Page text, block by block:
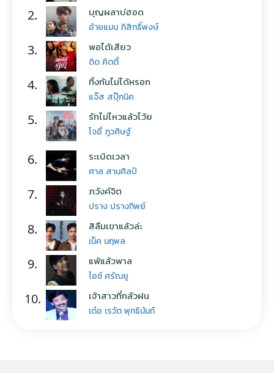
2. บุญผลาบ่ฮอด
อ้ายแมน ภิสิทธิ์พงษ์
3. พอได้เสียว
ดิด คิตตี้
4. ทิ้งกันไม่ได้หรอก
แจ๊ส สปุ๊กนิค
5. รักไม่ไหวแล้วโว้ย
โจอี้ ภูวศิษฐ์
6. ระเบิดเวลา
ศาล สานศิลป์
7. ภวังค์จิต
ปราง ปรางทิพย์
8. สิลืมเขาแล้วล่ะ
เน็ค นฤพล
9. แพ้แล้วพาล
ไอซ์ ศรัณยู
10. เจ้าสาวที่กลัวฝน
เต๋อ เรวัต พุทธินันท์